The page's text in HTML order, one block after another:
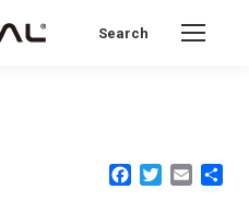
Search:
Search
Facebook
Twitter
Email